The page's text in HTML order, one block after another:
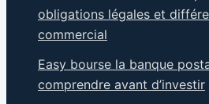
obligations légales et
commercial
Easy bourse la banque
comprendre avant d’investir